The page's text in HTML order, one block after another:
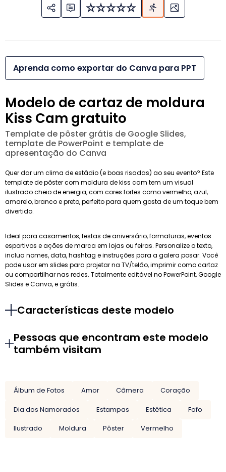
Aprenda como exportar do Canva para PPT
Modelo de cartaz de moldura
Kiss Cam gratuito
Template de pôster grátis de Google Slides,
template de PowerPoint e template de
apresentação do Canva
Quer dar um clima de estádio (e boas risadas) ao seu evento? Este
template de pôster com moldura de kiss cam tem um visual
ilustrado cheio de energia, com cores fortes como vermelho, azul,
amarelo, branco e preto, perfeito para quem gosta de um toque bem
divertido.
Ideal para casamentos, festas de aniversário, formaturas, eventos
esportivos e ações de marca em lojas ou feiras. Personalize o texto,
inclua nomes, data, hashtag e instruções para a galera posar. Você
pode usar em slides para projetar na TV/telão, imprimir como cartaz
ou compartilhar nas redes. Totalmente editável no PowerPoint, Google
Slides e Canva, e grátis.
Características deste modelo
Pessoas que encontram este modelo
também visitam
Álbum de Fotos Amor Câmera
Coração
Dia dos Namorados
Estampas Estética
Fofo
Ilustrado
Moldura Pôster Vermelho